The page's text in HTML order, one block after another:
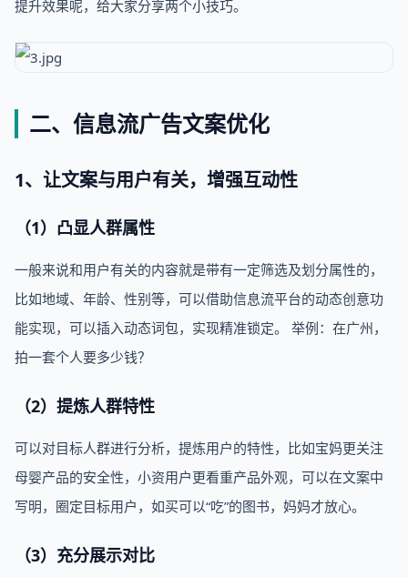
提升效果呢，给大家分享两个小技巧。
二、信息流广告文案优化
1、让文案与用户有关，增强互动性
（1）凸显人群属性
一般来说和用户有关的内容就是带有一定筛选及划分属性的，
比如地域、年龄、性别等，可以借助信息流平台的动态创意功
能实现，可以插入动态词包，实现精准锁定。 举例：在广州，
拍一套个人要多少钱？
（2）提炼人群特性
可以对目标人群进行分析，提炼用户的特性，比如宝妈更关注
母婴产品的安全性，小资用户更看重产品外观，可以在文案中
写明，圈定目标用户，如买可以“吃”的图书，妈妈才放心。
（3）充分展示对比